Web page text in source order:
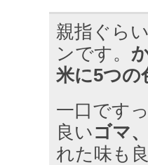
親指ぐら
ンです。
米に5つの
一口です
良いゴマ
れた味も